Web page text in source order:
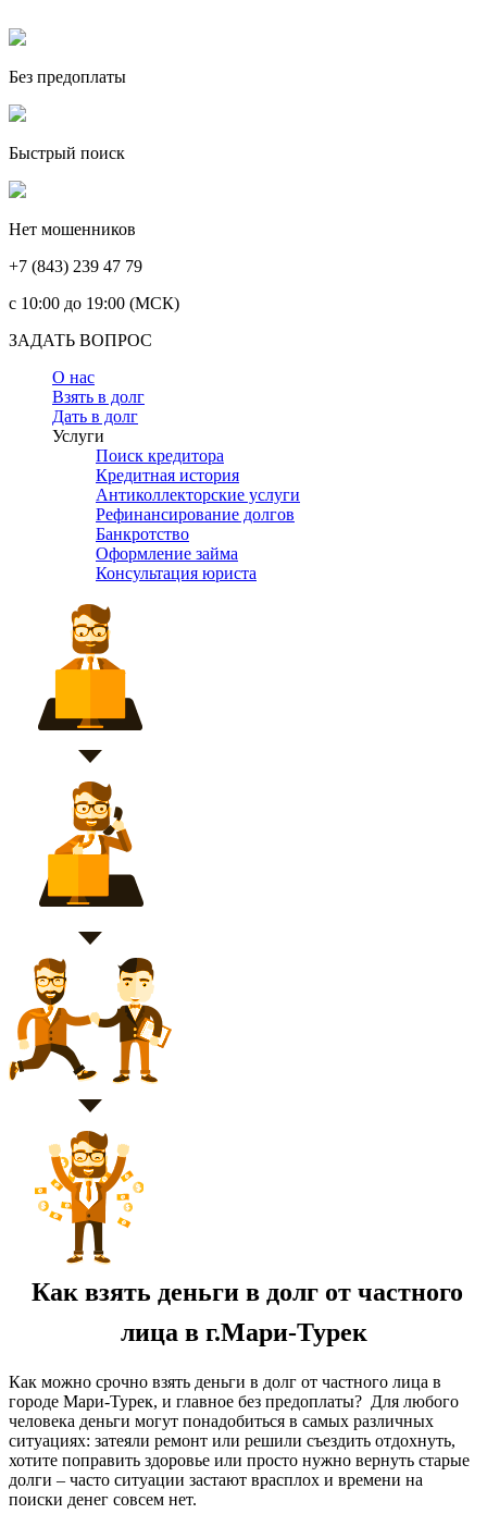
Без предоплаты
Быстрый поиск
Нет мошенников
+7 (843) 239 47 79
c 10:00 до 19:00 (МСК)
ЗАДАТЬ ВОПРОС
О нас
Взять в долг
Дать в долг
Услуги
Поиск кредитора
Кредитная история
Антиколлекторские услуги
Рефинансирование долгов
Банкротство
Оформление займа
Консультация юриста
Как взять деньги в долг от частного
лица в г.Мари-Турек
Как можно срочно взять деньги в долг от частного лица в
городе Мари-Турек, и главное без предоплаты? Для любого
человека деньги могут понадобиться в самых различных
ситуациях: затеяли ремонт или решили съездить отдохнуть,
хотите поправить здоровье или просто нужно вернуть старые
долги – часто ситуации застают врасплох и времени на
поиски денег совсем нет.